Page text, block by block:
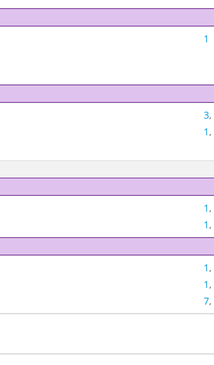
1
3,
1,
1,
1,
1,
1,
7,